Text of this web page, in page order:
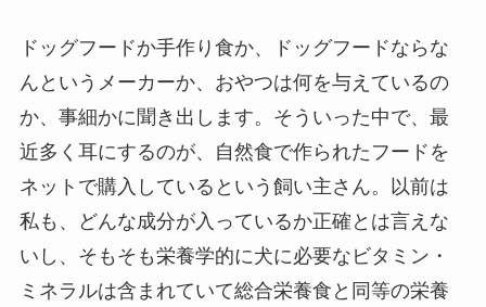
ドッグフードか手作り食か、ドッグフードならな
んというメーカーか、おやつは何を与えているの
か、事細かに聞き出します。そういった中で、最
近多く耳にするのが、自然食で作られたフードを
ネットで購入しているという飼い主さん。以前は
私も、どんな成分が入っているか正確とは言えな
いし、そもそも栄養学的に犬に必要なビタミン・
ミネラルは含まれていて総合栄養食と同等の栄養